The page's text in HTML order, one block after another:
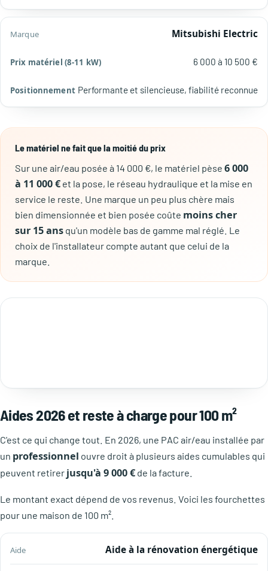
Mitsubishi Electric
6 000 à 10 500 €
Performante et silencieuse, fiabilité reconnue
Le matériel ne fait que la moitié du prix
Sur une air/eau posée à 14 000 €, le matériel pèse 6 000
à 11 000 € et la pose, le réseau hydraulique et la mise en
service le reste. Une marque un peu plus chère mais
bien dimensionnée et bien posée coûte moins cher
sur 15 ans qu'un modèle bas de gamme mal réglé. Le
choix de l'installateur compte autant que celui de la
marque.
Aides 2026 et reste à charge pour 100 m²
C'est ce qui change tout. En 2026, une PAC air/eau installée par
un professionnel ouvre droit à plusieurs aides cumulables qui
peuvent retirer jusqu'à 9 000 € de la facture.
Le montant exact dépend de vos revenus. Voici les fourchettes
pour une maison de 100 m².
Aide Condition
Aide à la rénovation énergétique